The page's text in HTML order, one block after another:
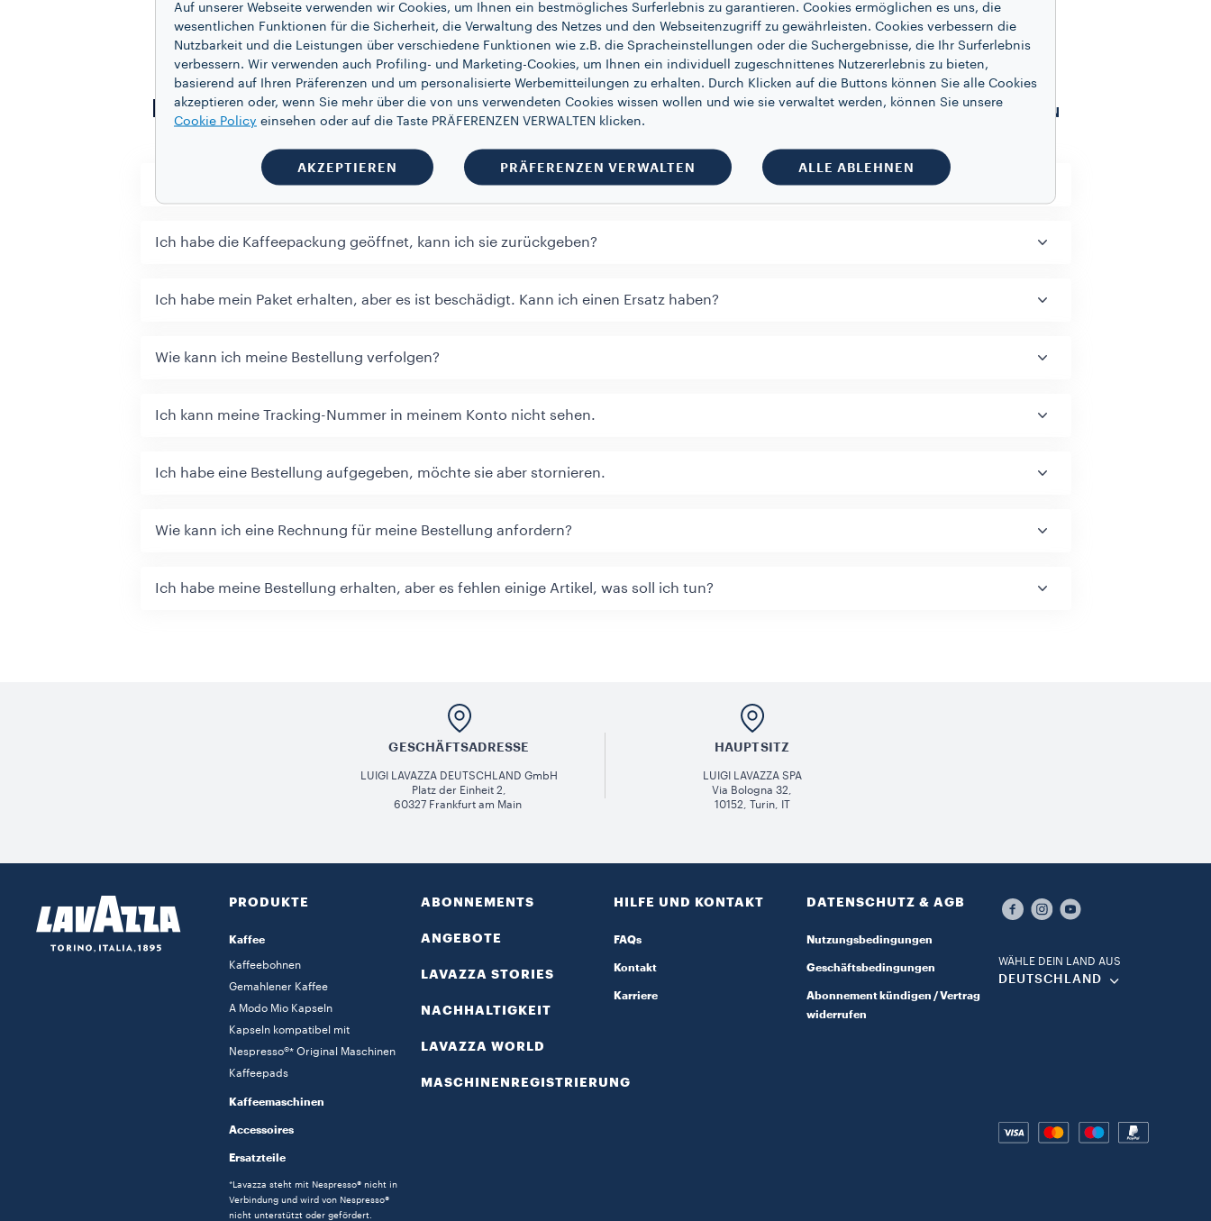
Häufig gestellte Fragen ALLE ANSEHEN
Kann ich ein Produkt nach der Lieferung zurückgeben?
Ich habe die Kaffeepackung geöffnet, kann ich sie zurückgeben?
Ich habe mein Paket erhalten, aber es ist beschädigt. Kann ich einen Ersatz haben?
Wie kann ich meine Bestellung verfolgen?
Ich kann meine Tracking-Nummer in meinem Konto nicht sehen.
Ich habe eine Bestellung aufgegeben, möchte sie aber stornieren.
Wie kann ich eine Rechnung für meine Bestellung anfordern?
Ich habe meine Bestellung erhalten, aber es fehlen einige Artikel, was soll ich tun?
GESCHÄFTSADRESSE
LUIGI LAVAZZA DEUTSCHLAND GmbH
Platz der Einheit 2,
60327 Frankfurt am Main
HAUPTSITZ
LUIGI LAVAZZA SPA
Via Bologna 32,
10152, Turin, IT
PRODUKTE
Kaffee
Kaffeebohnen
Gemahlener Kaffee
A Modo Mio Kapseln
Kapseln kompatibel mit
Nespresso®* Original Maschinen
Kaffeepads
Kaffeemaschinen
Accessoires
Ersatzteile
*Lavazza steht mit Nespresso® nicht in
Verbindung und wird von Nespresso®
nicht unterstützt oder gefördert.
ABONNEMENTS
ANGEBOTE
LAVAZZA STORIES
NACHHALTIGKEIT
LAVAZZA WORLD
MASCHINENREGISTRIERUNG
HILFE UND KONTAKT
FAQs
Kontakt
Karriere
DATENSCHUTZ & AGB​
Nutzungsbedingungen
Geschäftsbedingungen
Abonnement kündigen / Vertrag
widerrufen
WÄHLE DEIN LAND AUS​
DEUTSCHLAND​
Auf unserer Webseite verwenden wir Cookies, um Ihnen ein bestmögliches Surferlebnis zu garantieren. Cookies ermöglichen es uns, die
wesentlichen Funktionen für die Sicherheit, die Verwaltung des Netzes und den Webseitenzugriff zu gewährleisten. Cookies verbessern die
Nutzbarkeit und die Leistungen über verschiedene Funktionen wie z.B. die Spracheinstellungen oder die Suchergebnisse, die Ihr Surferlebnis
verbessern. Wir verwenden auch Profiling- und Marketing-Cookies, um Ihnen ein individuell zugeschnittenes Nutzererlebnis zu bieten,
basierend auf Ihren Präferenzen und um personalisierte Werbemitteilungen zu erhalten. Durch Klicken auf die Buttons können Sie alle Cookies
akzeptieren oder, wenn Sie mehr über die von uns verwendeten Cookies wissen wollen und wie sie verwaltet werden, können Sie unsere
Cookie Policy einsehen oder auf die Taste PRÄFERENZEN VERWALTEN klicken.
AKZEPTIEREN PRÄFERENZEN VERWALTEN ALLE ABLEHNEN